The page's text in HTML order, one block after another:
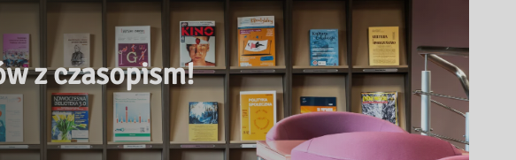
z czasopism!